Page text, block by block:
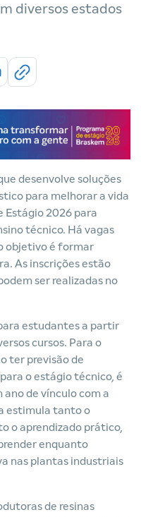
diversos estados
desenvolve soluções
para melhorar a vida
Estágio 2026 para
técnico. Há vagas
objetivo é formar
As inscrições estão
ser realizadas no
estudantes a partir
cursos. Para o
ter previsão de
o estágio técnico, é
de vínculo com a
estimula tanto o
o aprendizado prático,
enquanto
nas plantas industriais
de resinas